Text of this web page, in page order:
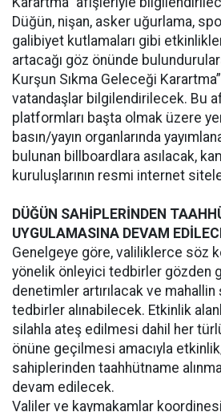
Düğün, nişan, asker uğurlama,
galibiyet kutlamaları gibi
artacağı göz önünde
Kurşun Sıkma Geleceği
vatandaşlar bilgilendirilecek. Bu
platformları başta olmak üzere
basın/yayın organlarında
bulunan billboardlara asılacak,
kuruluşlarının resmi internet
DÜĞÜN SAHİPLERİNDEN
UYGULAMASINA DEVAM
Genelgeye göre, valiliklerce söz
yönelik önleyici tedbirler gözden
denetimler artırılacak ve mahallin
tedbirler alınabilecek. Etkinlik
silahla ateş edilmesi dahil her
önüne geçilmesi amacıyla
sahiplerinden taahhütname
devam edilecek.
Valiler ve kaymakamlar